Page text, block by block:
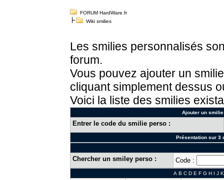
FORUM HardWare.fr
Wiki smilies
Les smilies personnalisés
forum.
Vous pouvez ajouter un
cliquant simplement dessus
Voici la liste des smilies
Ajouter un
Entrer le code du smilie perso :
Présentation sur 3
Chercher un smiley perso : Code :
A B C D E F G H I J K